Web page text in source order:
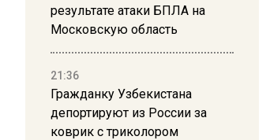
результате атаки БПЛА на
Московскую область
21:36
Гражданку Узбекистана
депортируют из России за
коврик с триколором